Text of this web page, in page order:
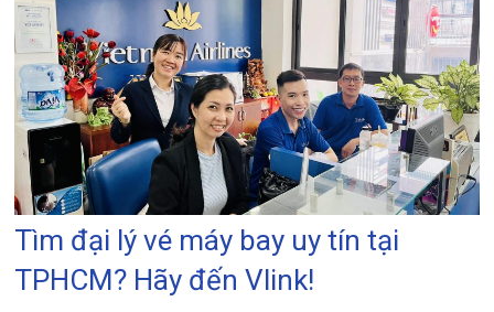
tâm
Tìm đại lý vé máy bay uy tín tại
TPHCM? Hãy đến Vlink!